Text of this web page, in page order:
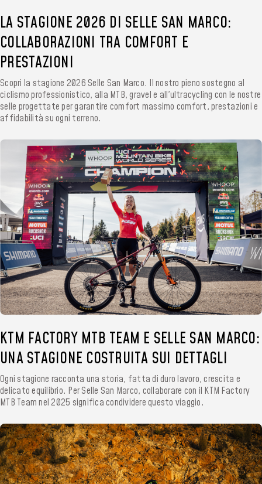
LA STAGIONE 2026 DI SELLE SAN MARCO:
COLLABORAZIONI TRA COMFORT E
PRESTAZIONI
Scopri la stagione 2026 Selle San Marco. Il nostro pieno sostegno al
ciclismo professionistico, alla MTB, gravel e all'ultracycling con le nostre
selle progettate per garantire comfort massimo comfort, prestazioni e
affidabilità su ogni terreno.
KTM FACTORY MTB TEAM E SELLE SAN MARCO:
UNA STAGIONE COSTRUITA SUI DETTAGLI
Ogni stagione racconta una storia, fatta di duro lavoro, crescita e
delicato equilibrio. Per Selle San Marco, collaborare con il KTM Factory
MTB Team nel 2025 significa condividere questo viaggio.